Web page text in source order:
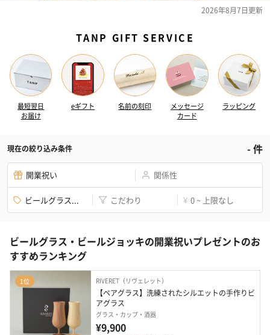
2026年8月7日更新
TANP GIFT SERVICE
最短翌日
お届け
eギフト 名前の刻印
メッセージ
カード
ラッピング
現在の絞り込み条件 -件
開業祝い 関係性
ビールグラス... こだわり ¥ 0 ~ 上限なし
ビールグラス・ビールジョッキの開業祝いプレゼントのお
すすめランキング
1位 RIVERET（リヴェレット）
【ペアグラス】洗練されたシルエットの手作りビ
アグラス
グラス・カップ・酒器
¥9,900